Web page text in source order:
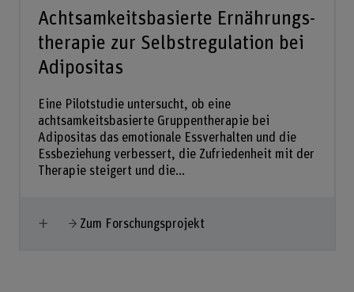
Achtsamkeitsbasierte Ernährungs­
therapie zur Selbstregulation bei
Adipositas
Eine Pilotstudie untersucht, ob eine
achtsamkeitsbasierte Gruppentherapie bei
Adipositas das emotionale Essverhalten und die
Essbeziehung verbessert, die Zufriedenheit mit der
Therapie steigert und die...
Mehr anzeigen
Zum Forschungsprojekt